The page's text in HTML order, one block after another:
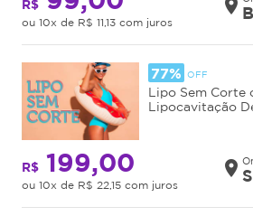
R$
ou 10x de R$ 11,13 com juros
place
77% OFF
Lipo Sem Corte
Lipocavitação
R$199,00
ou 10x de R$ 22,15 com juros
place